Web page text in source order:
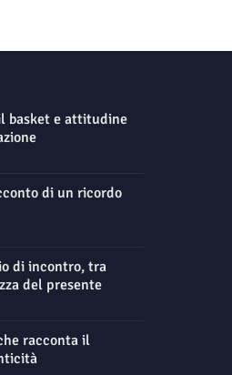
basket e attitudine
di un ricordo
di incontro, tra
del presente
racconta il